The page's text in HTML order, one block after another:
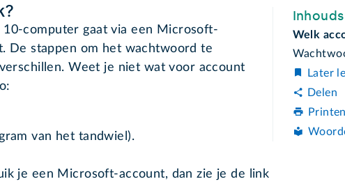
computer gaat via een Microsoft-
De stappen om het wachtwoord te
Weet je niet wat voor account
van het tandwiel).
je een Microsoft-account, dan zie je de link
Welk
Later
Delen